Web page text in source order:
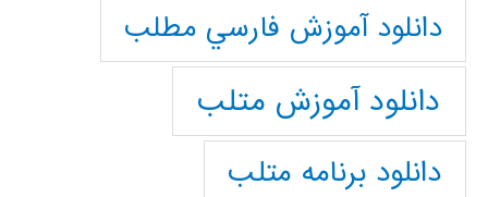
دانلود آموزش فارسي مطلب
دانلود آموزش متلب
دانلود برنامه متلب